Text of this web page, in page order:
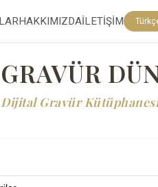
HAKKIMIZDAİLETİŞİM
GRAVÜR
Dijital Gravür